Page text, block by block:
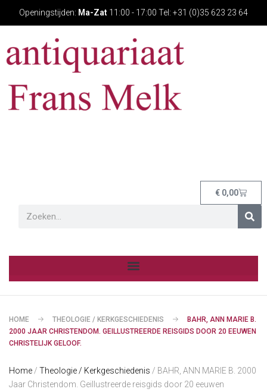
Openingstijden: Ma-Zat 11:00 - 17:00 Tel: +31 (0)35 623 23 64
€ 0,00
HOME THEOLOGIE / KERKGESCHIEDENIS
BAHR, ANN MARIE B.
2000 JAAR CHRISTENDOM. GEILLUSTREERDE REISGIDS DOOR 20 EEUWEN
CHRISTELIJK GELOOF.
Home / Theologie / Kerkgeschiedenis / BAHR, ANN MARIE B. 2000
Jaar Christendom. Geillustreerde reisgids door 20 eeuwen